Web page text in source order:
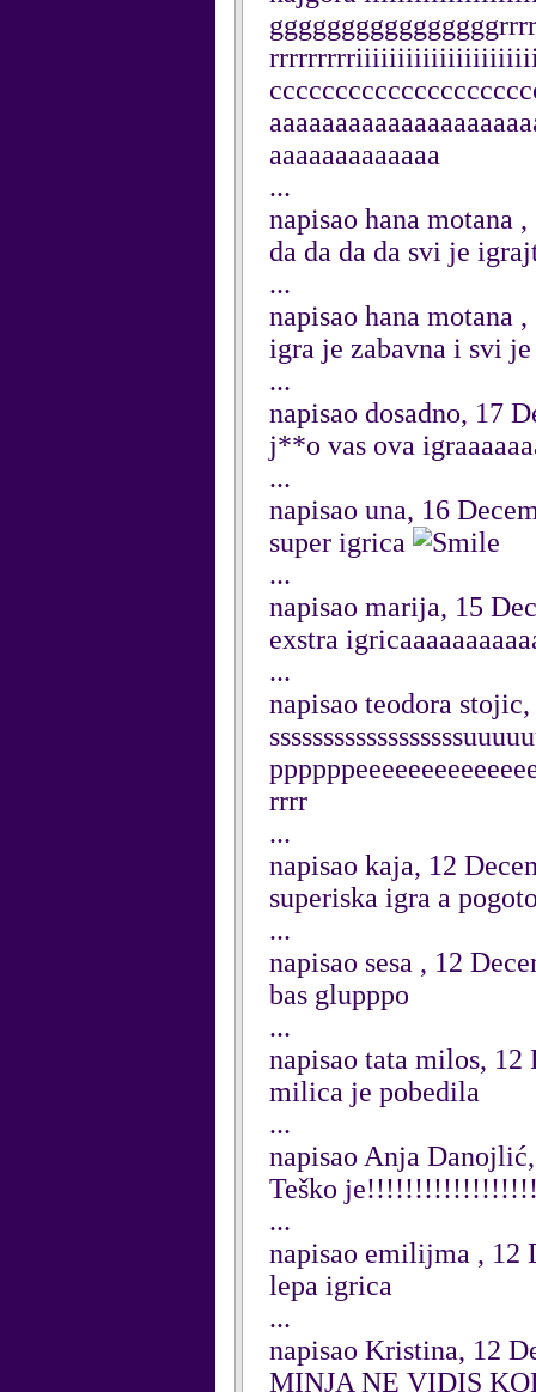
aaaaaaaaaaaaa
...
napisao hana motana
da da da da svi je
...
napisao hana motana
igra je zabavna i svi
...
napisao dosadno, 17
j**o vas ova
...
napisao una, 16
super igrica
...
napisao marija, 15
exstra
...
napisao teodora
rrrr
...
napisao kaja, 12
superiska igra a
...
napisao sesa , 12
bas glupppo
...
napisao tata milos, 12
milica je pobedila
...
napisao Anja
Teško
...
napisao emilijma , 12
lepa igrica
...
napisao Kristina, 12
MINJA NE VIDIS